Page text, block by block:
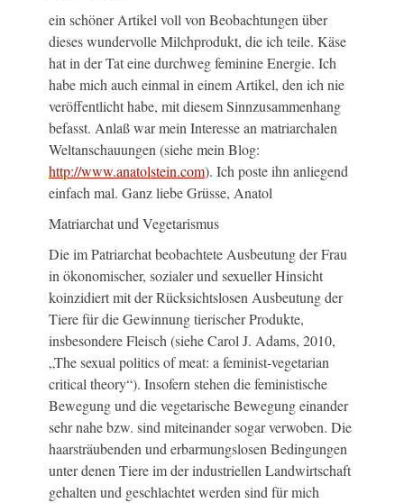
ein schöner Artikel voll von Beobachtungen über
dieses wundervolle Milchprodukt, die ich teile. Käse
hat in der Tat eine durchweg feminine Energie. Ich
habe mich auch einmal in einem Artikel, den ich nie
veröffentlicht habe, mit diesem Sinnzusammenhang
befasst. Anlaß war mein Interesse an matriarchalen
Weltanschauungen (siehe mein Blog:
http://www.anatolstein.com). Ich poste ihn anliegend
einfach mal. Ganz liebe Grüsse, Anatol
Matriarchat und Vegetarismus
Die im Patriarchat beobachtete Ausbeutung der Frau
in ökonomischer, sozialer und sexueller Hinsicht
koinzidiert mit der Rücksichtslosen Ausbeutung der
Tiere für die Gewinnung tierischer Produkte,
insbesondere Fleisch (siehe Carol J. Adams, 2010,
„The sexual politics of meat: a feminist-vegetarian
critical theory“). Insofern stehen die feministische
Bewegung und die vegetarische Bewegung einander
sehr nahe bzw. sind miteinander sogar verwoben. Die
haarsträubenden und erbarmungslosen Bedingungen
unter denen Tiere im der industriellen Landwirtschaft
gehalten und geschlachtet werden sind für mich